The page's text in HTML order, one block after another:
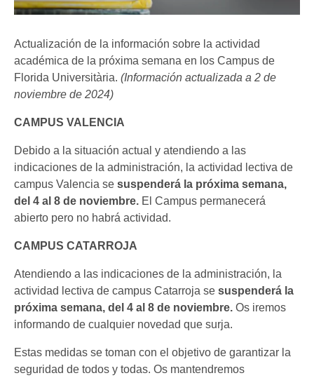
Actualización de la información sobre la actividad
académica de la próxima semana en los Campus de
Florida Universitària. (Información actualizada a 2 de
noviembre de 2024)
CAMPUS VALENCIA
Debido a la situación actual y atendiendo a las
indicaciones de la administración, la actividad lectiva de
campus Valencia se suspenderá la próxima semana,
del 4 al 8 de noviembre. El Campus permanecerá
abierto pero no habrá actividad.
CAMPUS CATARROJA
Atendiendo a las indicaciones de la administración, la
actividad lectiva de campus Catarroja se suspenderá la
próxima semana, del 4 al 8 de noviembre. Os iremos
informando de cualquier novedad que surja.
Estas medidas se toman con el objetivo de garantizar la
seguridad de todos y todas. Os mantendremos